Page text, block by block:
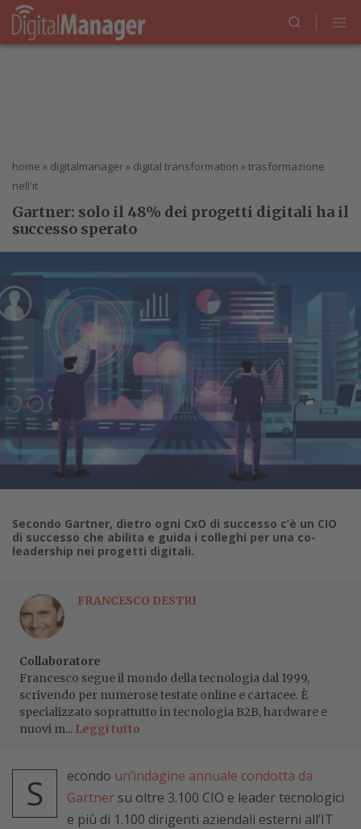
home » digitalmanager» digital transformation » trasformazione
nell'it
Gartner: solo il 48% dei progetti digitali ha il
successo sperato
Secondo Gartner, dietro ogni CxO di successo c’è un CIO
di successo che abilita e guida i colleghi per una co-
leadership nei progetti digitali.
FRANCESCO DESTRI
Collaboratore
Francesco segue il mondo della tecnologia dal 1999,
scrivendo per numerose testate online e cartacee. È
specializzato soprattutto in tecnologia B2B, hardware e
nuovi m... Leggi tutto
S econdo un’indagine annuale condotta da
Gartner su oltre 3.100 CIO e leader tecnologici
e più di 1.100 dirigenti aziendali esterni all’IT